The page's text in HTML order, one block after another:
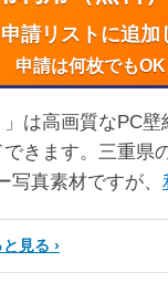
請リストに追加
申請は何枚でもOK
は高画質なPC
きます。三重県
真素材ですが、
見る